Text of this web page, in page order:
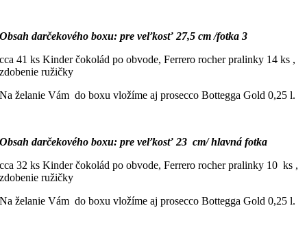
Obsah darčekového boxu: pre veľkosť 27,5 cm /fotka 3
cca 41 ks Kinder čokolád po obvode, Ferrero rocher pralinky 14 ks ,
zdobenie ružičky
Na želanie Vám do boxu vložíme aj prosecco Bottegga Gold 0,25 l.
Obsah darčekového boxu: pre veľkosť 23 cm/ hlavná fotka
cca 32 ks Kinder čokolád po obvode, Ferrero rocher pralinky 10 ks ,
zdobenie ružičky
Na želanie Vám do boxu vložíme aj prosecco Bottegga Gold 0,25 l.